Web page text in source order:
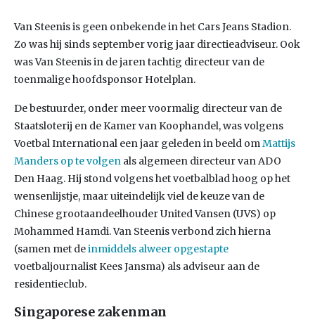
Van Steenis is geen onbekende in het Cars Jeans Stadion.
Zo was hij sinds september vorig jaar directieadviseur. Ook
was Van Steenis in de jaren tachtig directeur van de
toenmalige hoofdsponsor Hotelplan.
De bestuurder, onder meer voormalig directeur van de
Staatsloterij en de Kamer van Koophandel, was volgens
Voetbal International een jaar geleden in beeld omMattijs
Manders op te volgen als algemeen directeur van ADO
Den Haag. Hij stond volgens het voetbalblad hoog op het
wensenlijstje, maar uiteindelijk viel de keuze van de
Chinese grootaandeelhouder United Vansen (UVS) op
Mohammed Hamdi. Van Steenis verbond zich hierna
(samen met deinmiddels alweer opgestapte
voetbaljournalist Kees Jansma) als adviseur aan de
residentieclub.
Singaporese zakenman